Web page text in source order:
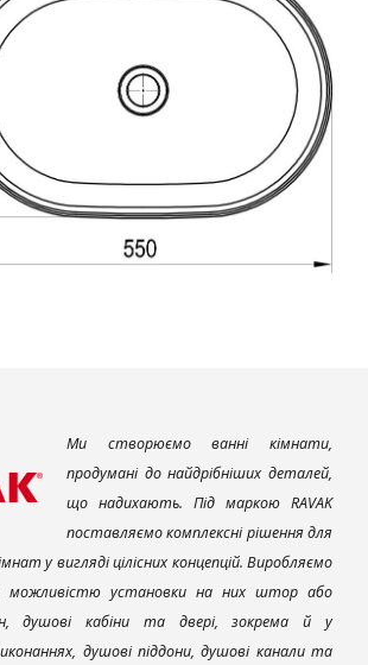
Ми створюємо ванні кімнати,
продумані до найдрібніших деталей,
що надихають. Під маркою RAVAK
поставляємо комплексні рішення для
у вигляді цілісних концепцій. Виробляємо
можливістю установки на них штор або
душові кабіни та двері, зокрема й у
душові піддони, душові канали та